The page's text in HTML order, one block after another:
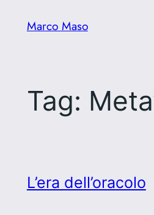
Marco Maso
Tag:
L’era dell’oracolo